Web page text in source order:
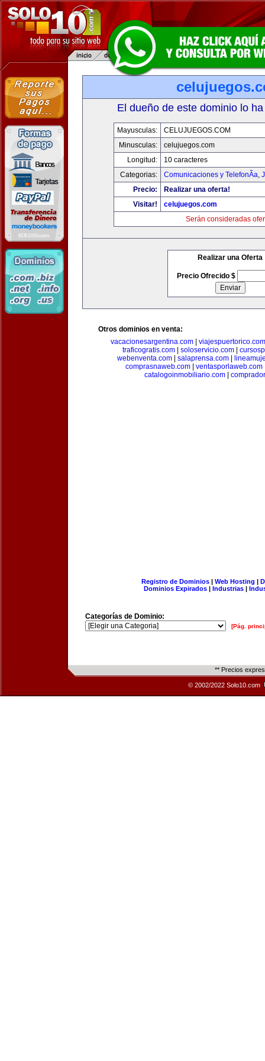
El dueño de este dominio lo
Mayusculas:
CELUJUEGOS.COM
Minusculas:
celujuegos.com
Longitud:
10 caracteres
Categorias:
Comunicaciones y TelefonÃ­a,
Precio:
Realizar una oferta!
Visitar!
celujuegos.com
Serán consideradas
Realizar una Oferta
Precio Ofrecido $
Otros dominios en venta:
vacacionesargentina.com
viajespuertorico.com
traficogratis.com| soloservicio.com|
webenventa.com
salaprensa.com
comprasnaweb.com
ventasporlaweb.com
catalogoinmobiliario.com|
Registro de Dominios| Web Hosting |
Dominios Expirados | Industrias |
Categorías de Dominio:
[Pág.
** Precios
© 2002/2022 Solo10.com